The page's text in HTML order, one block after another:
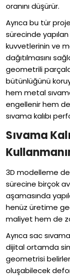
oranını düşürür.
Ayrıca bu tür
sürecinde
kuvvetlerinin ve
dağıtılmasını
geometrili
bütünlüğünü
hem metal
engellenir hem
sıvama kalıbı
Sıvama
3D modelleme
sürecine birçok
aşamasında
henüz üretime
maliyet hem de
Ayrıca sac
dijital ortamda
geometrisi
oluşabilecek